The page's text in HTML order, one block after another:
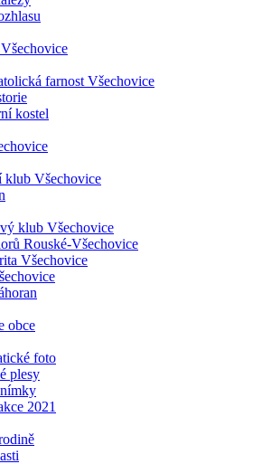
farnost Všechovice
kostel
klub Všechovice
klub Všechovice
Rouské-Všechovice
Všechovice
obce
foto
plesy
2021